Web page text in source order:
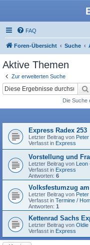
FAQ
Foren-Übersicht Suche
Aktive Themen
Zur erweiterten Suche
Die Suche
Express Radex 253
Letzter Beitrag von
Verfasst in Express
Vorstellung und
Letzter Beitrag von Leon
Verfasst in Express
Antworten: 6
Volksfestumzug
Letzter Beitrag von
Verfasst in Termine /
Antworten: 1
Kettenrad Sachs
Letzter Beitrag von Oldie
Verfasst in Express